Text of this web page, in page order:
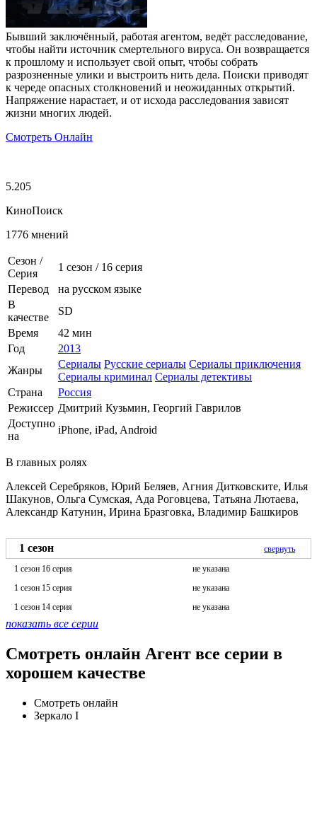
Бывший заключённый, работая агентом, ведёт расследование,
чтобы найти источник смертельного вируса. Он возвращается
к прошлому и использует свой опыт, чтобы собрать
разрозненные улики и выстроить нить дела. Поиски приводят
к череде опасных столкновений и неожиданных открытий.
Напряжение нарастает, и от исхода расследования зависят
жизни многих людей.
Смотреть Онлайн
5.205
КиноПоиск
1776 мнений
Сезон /
Серия
1 сезон / 16 серия
Перевод
на русском языке
В
качестве
SD
Время
42 мин
Год
2013
Жанры
Сериалы Русские сериалы Сериалы приключения
Сериалы криминал Сериалы детективы
Страна
Россия
Режиссер Дмитрий Кузьмин, Георгий Гаврилов
Доступно
на
iPhone, iPad, Android
В главных ролях
Алексей Серебряков, Юрий Беляев, Агния Дитковските, Илья
Шакунов, Ольга Сумская, Ада Роговцева, Татьяна Лютаева,
Александр Катунин, Ирина Бразговка, Владимир Башкиров
1 сезон
свернуть
1 сезон 16 серия
не указана
1 сезон 15 серия
не указана
1 сезон 14 серия
не указана
показать все серии
Смотреть онлайн Агент все серии в
хорошем качестве
Смотреть онлайн
Зеркало I